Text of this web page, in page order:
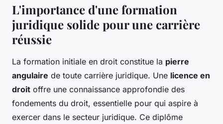
L'importance d'une formation
juridique solide pour une carrière
réussie
La formation initiale en droit constitue la pierre
angulaire de toute carrière juridique. Une licence en
droit offre une connaissance approfondie des
fondements du droit, essentielle pour qui aspire à
exercer dans le secteur juridique. Ce diplôme